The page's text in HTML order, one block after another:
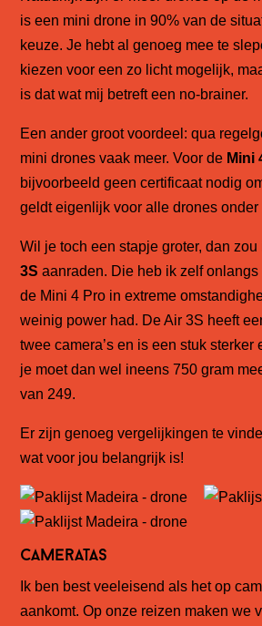
is een mini drone in 90% van de
keuze. Je hebt al genoeg mee te
kiezen voor een zo licht mogelijk,
is dat wat mij betreft een no-brainer.
Een ander groot voordeel: qua
mini drones vaak meer. Voor de Mini
bijvoorbeeld geencertificaatnodig
geldt eigenlijk voor alle drones onder
Wil je toch een stapje groter, dan zou
3S aanraden. Die heb ik zelf
de Mini 4 Pro in extreme
weinig power had. De Air 3S heeft
twee camera’s en is een stuk sterker
je moet dan wel ineens 750 gram
van 249.
Er zijn genoeg vergelijkingen te
wat voor jou belangrijk is!
Cameratas
Ik ben best veeleisend als het op
aankomt. Op onze reizen maken we